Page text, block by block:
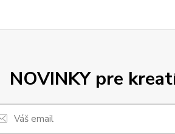
NOVINKY pre